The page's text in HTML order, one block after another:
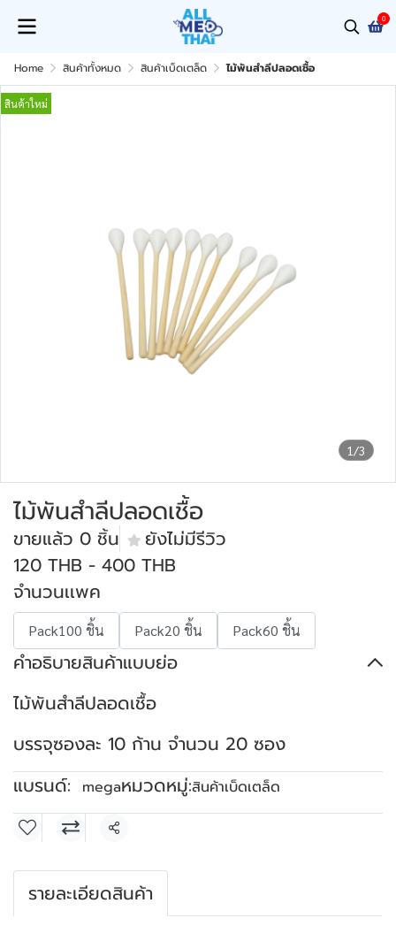
0
Home สินค้าทั้งหมด สินค้าเบ็ดเตล็ด ไม้พันสำลีปลอดเชื้อ
1/3
สินค้าใหม่
ไม้พันสำลีปลอดเชื้อ
ขายแล้ว 0 ชิ้น
ยังไม่มีรีวิว
120 THB - 400 THB
จำนวนเเพค
Pack100 ชิ้น Pack20 ชิ้น Pack60 ชิ้น
คำอธิบายสินค้าแบบย่อ
ไม้พันสำลีปลอดเชื้อ
บรรจุซองละ 10 ก้าน จำนวน 20 ซอง
แบรนด์:
megaหมวดหมู่:สินค้าเบ็ดเตล็ด
แชร์
รายละเอียดสินค้า